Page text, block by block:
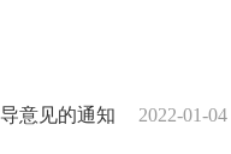
意见的通知 2022-01-04